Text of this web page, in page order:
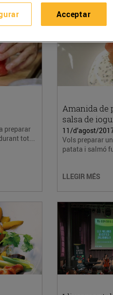
preparar
tot...
Amanida de
salsa de
11/d’agost/
Vols preparar
patata i salmó
LLEGIR MÉS
Acceptar